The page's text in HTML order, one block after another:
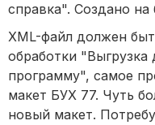
справка". Создано на
XML-файл должен
обработки "Выгрузка
программу", самое
макет БУХ 77. Чуть
новый макет.